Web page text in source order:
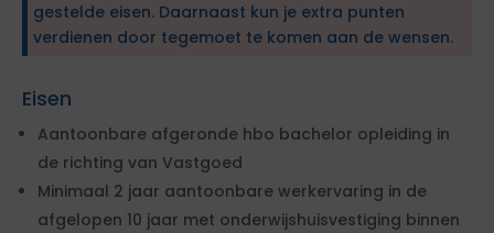
gestelde eisen. Daarnaast kun je extra punten
verdienen door tegemoet te komen aan de wensen.
Eisen
Aantoonbare afgeronde hbo bachelor opleiding in
de richting van Vastgoed
Minimaal 2 jaar aantoonbare werkervaring in de
afgelopen 10 jaar met onderwijshuisvestiging binnen